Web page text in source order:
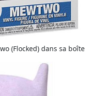
(Flocked) dans sa boîte